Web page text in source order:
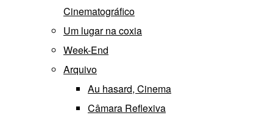
Cinematográfico
Um lugar na coxia
Week-End
Arquivo
Au hasard, Cinema
Câmara Reflexiva